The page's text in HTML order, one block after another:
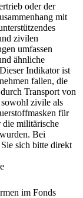
oder der
mit
zivilen
umfassen
ähnliche
Indikator ist
fallen, die
Transport von
zivile als
für
die militärische
Bei
sich bitte direkt
im Fonds